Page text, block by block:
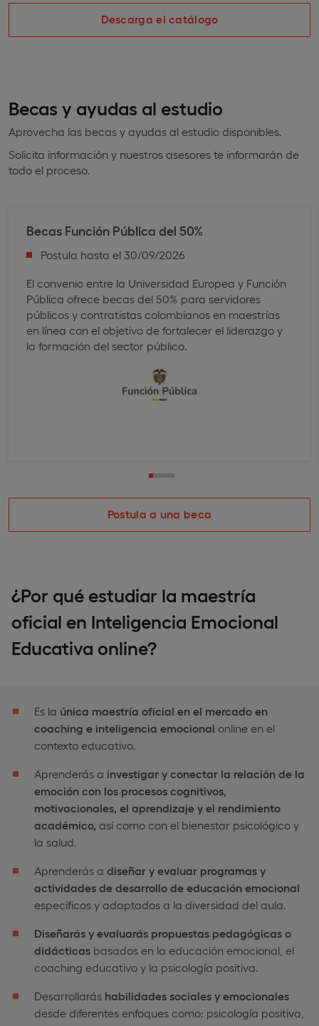
Descarga el catálogo
Becas y ayudas al estudio
Aprovecha las becas y ayudas al estudio disponibles.
Solicita información y nuestros asesores te informarán de
todo el proceso.
Becas Función Pública ​del 50%
Postula hasta el 30/09/2026
El convenio entre la Universidad Europea y Función
Pública ofrece becas del 50% para servidores
públicos y contratistas colombianos en maestrías
en línea con el objetivo de fortalecer el liderazgo y
la formación del sector público.
Postula a una beca
¿Por qué estudiar la maestría
oficial en Inteligencia Emocional
Educativa online?
Es la única maestría oficial en el mercado en
coaching e inteligencia emocional online en el
contexto educativo.
Aprenderás a investigar y conectar la relación de la
emoción con los procesos cognitivos,
motivacionales, el aprendizaje y el rendimiento
académico, así como con el bienestar psicológico y
la salud.
Aprenderás a diseñar y evaluar programas y
actividades de desarrollo de educación emocional
específicos y adaptados a la diversidad del aula.
Diseñarás y evaluarás propuestas pedagógicas o
didácticas basados en la educación emocional, el
coaching educativo y la psicología positiva.
Desarrollarás habilidades sociales y emocionales
desde diferentes enfoques como: psicología positiva,